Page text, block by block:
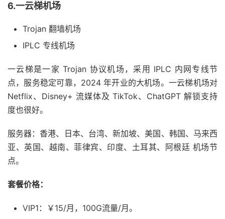
6.一云梯机场
Trojan 翻墙机场
IPLC 专线机场
一云梯是一家 Trojan 协议机场，采用 IPLC 内网专线节
点，服务稳定可靠，2024 年开业的大机场。一云梯机场对
Netflix、Disney+ 流媒体及 TikTok、ChatGPT 解锁支持
度也很好。
服务器：香港、日本、台湾、新加坡、美国、韩国、马来西
亚、英国、越南、菲律宾、印度、土耳其、阿根廷 机场节
点。
套餐价格：
VIP1：￥15/月，100G流量/月。